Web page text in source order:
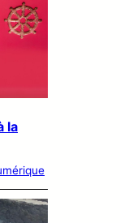
la